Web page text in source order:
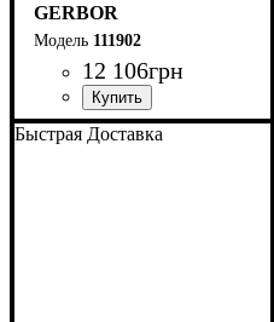
GERBOR
111902
12 106грн
Быстрая Доставка